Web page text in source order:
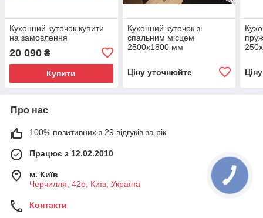
Кухонний куточок купити
на замовлення
20 090 ₴
Купити
Кухонний куточок зі
спальним місцем
2500х1800 мм
Ціну уточнюйте
Про нас
100% позитивних з 29 відгуків за рік
Працює з 12.02.2010
м. Київ
Черчилля, 42е, Київ, Україна
Контакти